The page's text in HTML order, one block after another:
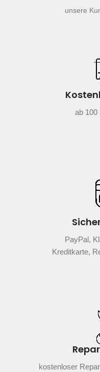
unsere
ab 100
PayPal,
Kreditkarte,
kostenloser